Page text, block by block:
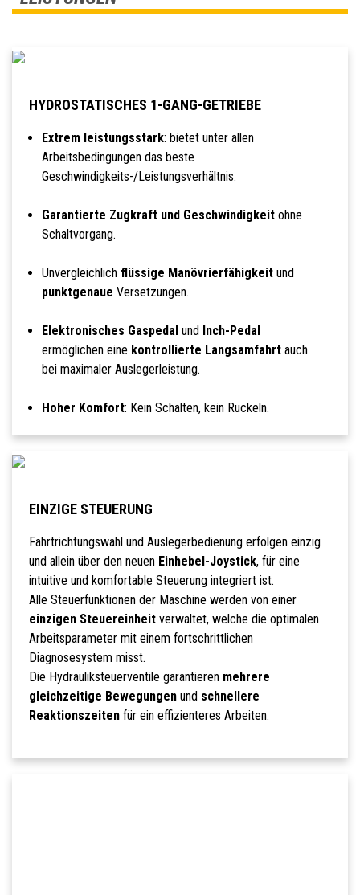
HYDROSTATISCHES 1-GANG-GETRIEBE
Extrem leistungsstark: bietet unter allen
Arbeitsbedingungen das beste
Geschwindigkeits-/Leistungsverhältnis.
Garantierte Zugkraft und Geschwindigkeitohne
Schaltvorgang.
Unvergleichlich flüssige Manövrierfähigkeitund
punktgenaue Versetzungen.
Elektronisches Gaspedal und Inch-Pedal
ermöglichen eine kontrollierte Langsamfahrtauch
bei maximaler Auslegerleistung.
Hoher Komfort: Kein Schalten, kein Ruckeln.
EINZIGE STEUERUNG
Fahrtrichtungswahl und Auslegerbedienung erfolgen einzig
und allein über den neuen Einhebel-Joystick, für eine
intuitive und komfortable Steuerung integriert ist.
Alle Steuerfunktionen der Maschine werden von einer
einzigen Steuereinheitverwaltet, welche die optimalen
Arbeitsparameter mit einem fortschrittlichen
Diagnosesystem misst.
Die Hydrauliksteuerventile garantieren mehrere
gleichzeitige Bewegungenund schnellere
Reaktionszeitenfür ein effizienteres Arbeiten.